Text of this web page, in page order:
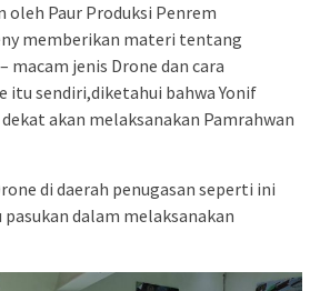
Paur Produksi Penrem
memberikan materi tentang
macam jenis Drone dan cara
itu sendiri,diketahui bahwa Yonif
akan melaksanakan Pamrahwan
di daerah penugasan seperti ini
dalam melaksanakan